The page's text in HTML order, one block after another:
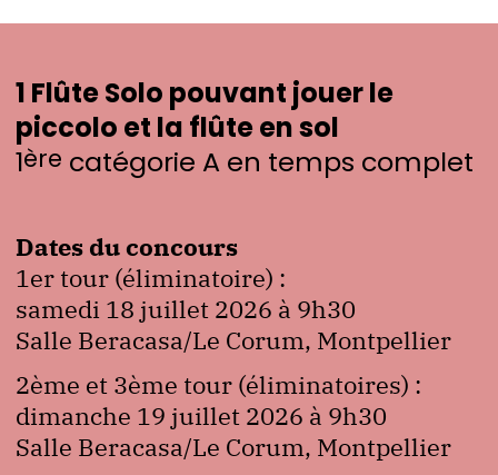
1 Flûte Solo pouvant jouer le
piccolo et la flûte en sol
1ère catégorie A en temps complet
Dates du concours
1er tour (éliminatoire) :
samedi 18 juillet 2026 à 9h30
Salle Beracasa/Le Corum, Montpellier
2ème et 3ème tour (éliminatoires) :
dimanche 19 juillet 2026 à 9h30
Salle Beracasa/Le Corum, Montpellier